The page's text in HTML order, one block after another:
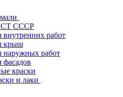
СССР
внутренних работ
крыш
наружных работ
фасадов
краски
и лаки